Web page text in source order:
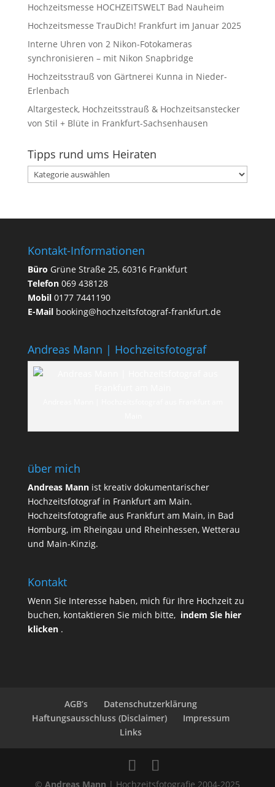
Hochzeitsmesse HOCHZEITSWELT Bad Nauheim
Hochzeitsmesse TrauDich! Frankfurt im Januar 2025
Interne Uhren von 2 Nikon-Fotokameras
synchronisieren – mit Nikon Snapbridge
Hochzeitsstrauß von Gärtnerei Kunna in Nieder-
Erlenbach
Altargesteck, Hochzeitsstrauß & Hochzeitsanstecker
von Stil + Blüte in Frankfurt-Sachsenhausen
Tipps rund ums Heiraten
Tipps
rund
Kontakt-Informationen
Büro Grüne Straße 25, 60316 Frankfurt
Telefon069 438128
Mobil0177 7441190
E-Mail booking@hochzeitsfotograf-frankfurt.de
Andreas Mann | Hochzeitsfotograf
über mich
Andreas Mannist kreativ dokumentarischer
Hochzeitsfotograf in Frankfurt am Main.
Hochzeitsfotografie aus Frankfurt am Main, in Bad
Homburg, im Rheingau und Rheinhessen, Wetterau
und Main-Kinzig.
Kontakt
Wenn Sie Interesse haben, mich für Ihre Hochzeit zu
buchen, kontaktieren Sie mich bitte, indem Sie hier
klicken.
AGB’s
Datenschutzerklärung
Haftungsausschluss (Disclaimer)
Impressum
Links
© Andreas Mann | Hochzeitsfotografie 2004-2025